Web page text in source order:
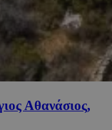
Αθανάσιος,